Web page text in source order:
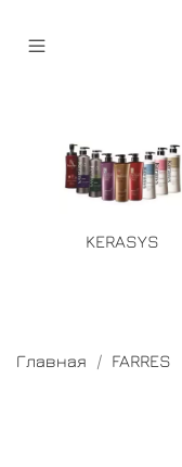
KERASYS
Главная FARRES